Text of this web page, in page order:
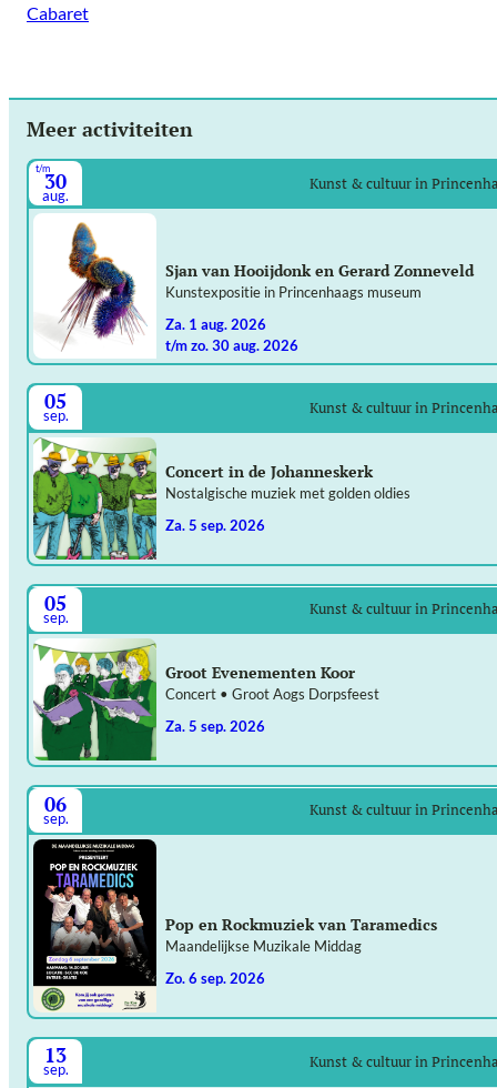
Cabaret
Meer activiteiten
t/m
30
aug.
Kunst & cultuur in
Sjan van Hooijdonk en Gerard Zonneveld
Kunstexpositie in Princenhaags museum
za. 1 aug. 2026
t/m zo. 30 aug. 2026
05
sep. Kunst & cultuur in
Concert in de Johanneskerk
Nostalgische muziek met golden oldies
za. 5 sep. 2026
05
sep. Kunst & cultuur in
Groot Evenementen Koor
Concert • Groot Aogs Dorpsfeest
za. 5 sep. 2026
06
sep. Kunst & cultuur in
Pop en Rockmuziek van Taramedics
Maandelijkse Muzikale Middag
zo. 6 sep. 2026
13
sep. Kunst & cultuur in